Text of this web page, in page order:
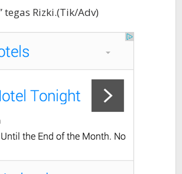
tegas Rizki.(Tik/Adv)